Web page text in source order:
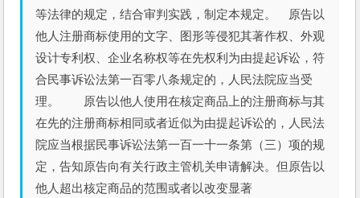
等法律的规定，结合审判实践，制定本规定。 原告以
他人注册商标使用的文字、图形等侵犯其著作权、外观
设计专利权、企业名称权等在先权利为由提起诉讼，符
合民事诉讼法第一百零八条规定的，人民法院应当受
理。 原告以他人使用在核定商品上的注册商标与其
在先的注册商标相同或者近似为由提起诉讼的，人民法
院应当根据民事诉讼法第一百一十一条第（三）项的规
定，告知原告向有关行政主管机关申请解决。但原告以
他人超出核定商品的范围或者以改变显著